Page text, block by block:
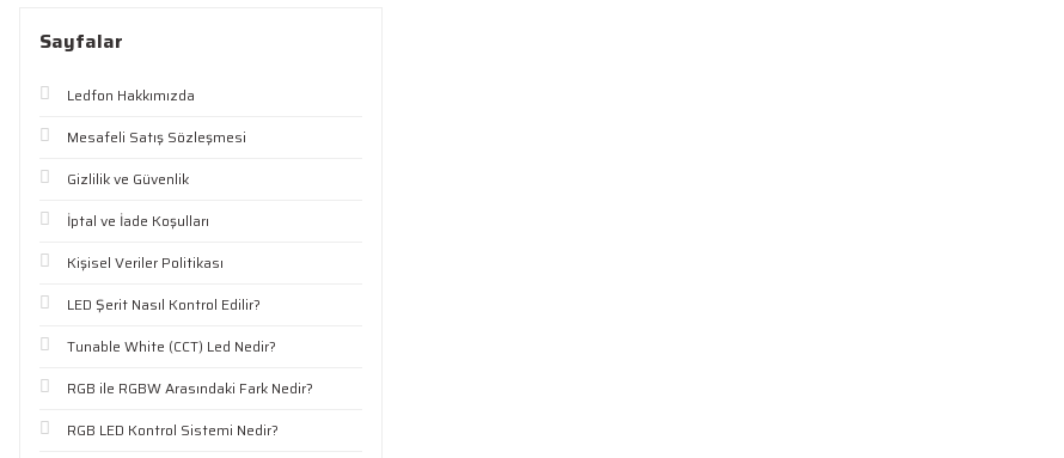
Sayfalar
Ledfon Hakkımızda
Mesafeli Satış Sözleşmesi
Gizlilik ve Güvenlik
İptal ve İade Koşulları
Kişisel Veriler Politikası
LED Şerit Nasıl Kontrol Edilir?
Tunable White (CCT) Led Nedir?
RGB ile RGBW Arasındaki Fark Nedir?
RGB LED Kontrol Sistemi Nedir?